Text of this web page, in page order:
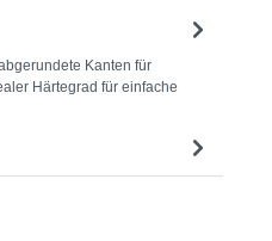
Kanten für
Härtegrad für einfache